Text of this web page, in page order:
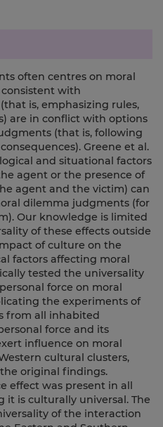
often centres on moral
with
is, emphasizing rules,
are in conflict with options
(that is, following
Greene et al.
and situational factors
agent or the presence of
agent and the victim) can
dilemma judgments (for
Our knowledge is limited
of these effects outside
of culture on the
factors affecting moral
tested the universality
force on moral
the experiments of
from all inhabited
force and its
influence on moral
cultural clusters,
original findings.
effect was present in all
it is culturally universal. The
of the interaction